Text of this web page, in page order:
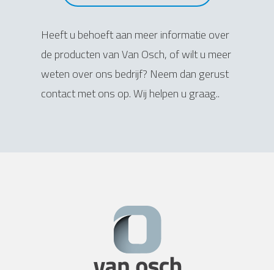
Heeft u behoeft aan meer informatie over
de producten van Van Osch, of wilt u meer
weten over ons bedrijf? Neem dan gerust
contact met ons op. Wij helpen u graag..